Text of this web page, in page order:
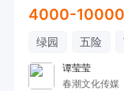
4000-10000
绿园 五险
谭莹莹
春潮文化传媒